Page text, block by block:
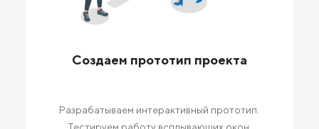
Создаем прототип проекта
Разрабатываем интерактивный прототип.